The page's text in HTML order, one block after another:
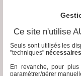
Ce site n'utilise
Seuls sont utilisés les
"techniques" nécessaires
En revanche, pour
paramétrer/gérer